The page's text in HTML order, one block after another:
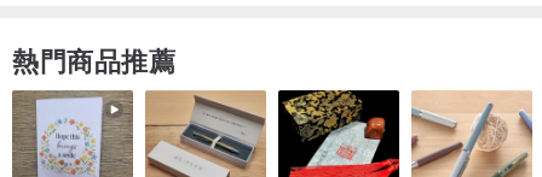
整體尺寸
* 寬：約30cm
熱門商品推薦